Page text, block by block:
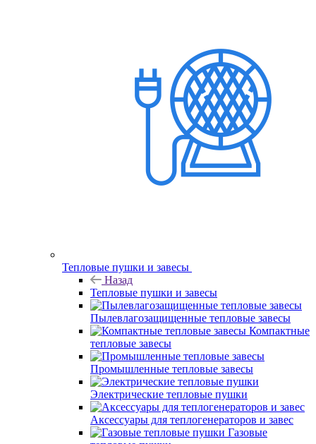
Тепловые пушки и завесы
Назад
Тепловые пушки и завесы
Пылевлагозащищенные тепловые завесы
Компактные
тепловые завесы
Промышленные тепловые завесы
Электрические тепловые пушки
Аксессуары для теплогенераторов и завес
Газовые